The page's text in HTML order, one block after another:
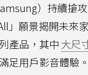
）持續搶
」願景揭開未來
產品，其中大尺
足用戶影音體驗。